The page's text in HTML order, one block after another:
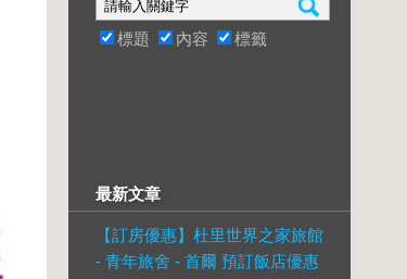
標題 內容 標籤
最新文章
【訂房優惠】杜里世界之家旅館
- 青年旅舍 - 首爾 預訂飯店優惠